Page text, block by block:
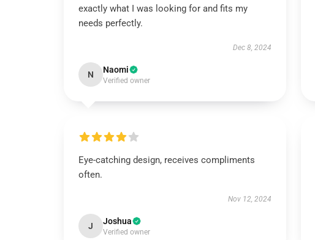
exactly what I was looking for and fits my
needs perfectly.
Dec 8, 2024
N Naomi
Verified owner
Eye-catching design, receives compliments
often.
Nov 12, 2024
J Joshua
Verified owner